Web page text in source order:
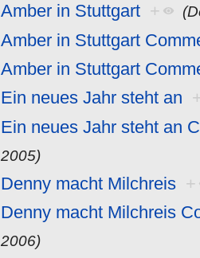
Amber in Stuttgart +
Amber in Stuttgart
Amber in Stuttgart
Ein neues Jahr steht an
Ein neues Jahr steht an
2005)
Denny macht Milchreis +
Denny macht Milchreis
2006)